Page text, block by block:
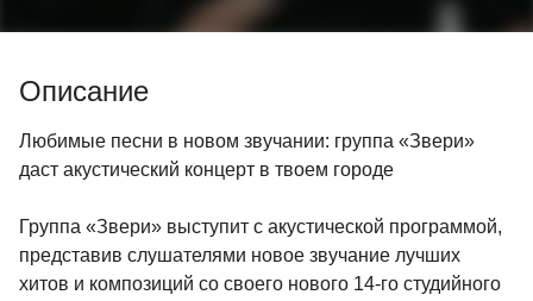
Описание
Любимые песни в новом звучании: группа «Звери»
даст акустический концерт в твоем городе
Группа «Звери» выступит с акустической программой,
представив слушателями новое звучание лучших
хитов и композиций со своего нового 14-го студийного